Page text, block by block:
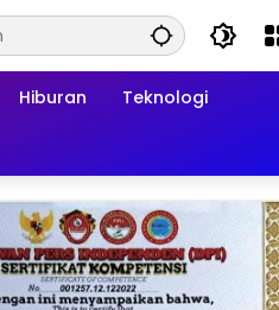
Hiburan Teknologi